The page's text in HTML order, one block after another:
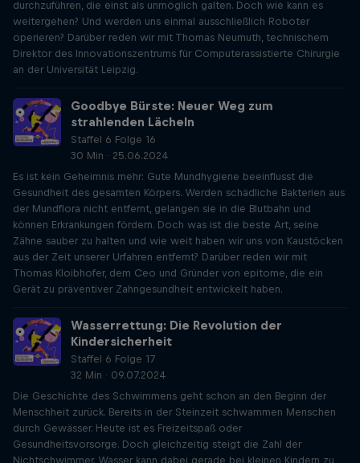
durchzuführen, die einst als unmöglich galten. Doch wie kann es
weitergehen? Und werden uns einmal ausschließlich Roboter
operieren? Darüber reden wir mit Thomas Neumuth, technischem
Direktor des Innovationszentrums für Computerassistierte Chirurgie
an der Universität Leipzig.
Goodbye Bürste: Neuer Weg zum
strahlenden Lächeln
Staffel 6 Folge 16
30 Min · 25.06.2024
Es ist kein Geheimnis mehr: Gute Mundhygiene beeinflusst die
Gesundheit des gesamten Körpers. Werden schädliche Bakterien aus
der Mundflora nicht entfernt, gelangen sie in die Blutbahn und
können Erkrankungen fördern. Doch was ist die beste Art, seine
Zähne sauber zu halten und wie weit haben wir uns von Kaustöcken
aus der Zeit unserer Urfahren entfernt? Darüber reden wir mit
Thomas Kloibhofer, dem Ceo und Gründer von epitome, die ein
Gerät zu präventiver Zahngesundheit entwickelt haben.
Wasserrettung: Die Revolution der
Kindersicherheit
Staffel 6 Folge 17
32 Min · 09.07.2024
Die Geschichte des Schwimmens geht schon an den Beginn der
Menschheit zurück. Bereits in der Steinzeit schwammen Menschen
durch Gewässer. Heute ist es Freizeitspaß oder
Gesundheitsvorsorge. Doch gleichzeitig steigt die Zahl der
Nichtschwimmer. Wasser kann dabei gerade bei kleinen Kindern zu